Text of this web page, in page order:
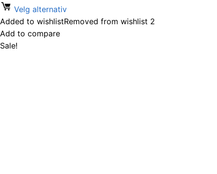
pris
var:
kr199,00.
pris
er:
Velg alternativ
Added to wishlistRemoved from wishlist 2
Add to compare
Sale!